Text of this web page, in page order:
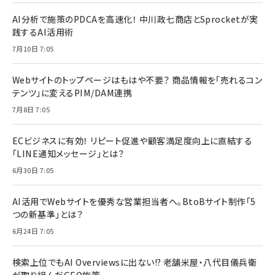
AI分析で施策のPDCAを高速化！ 中川政七商店とSprocketが実
践するAI活用術
7月10日 7:05
Webサイトのトップページはもはや不要？ 商品情報を「売れるコン
テンツ」に変えるPIM/DAM連携
7月8日 7:05
ECビジネスに有効！ リピート促進や顧客満足度向上に直結する
「LINE通知メッセージ」とは？
6月30日 7:05
AI活用でWebサイトを優秀な営業担当者へ。BtoBサイト制作「5
つの新基準」とは？
6月24日 7:05
検索上位でもAI Overviewsに出ない!? 老舗米屋・八代目儀兵衛